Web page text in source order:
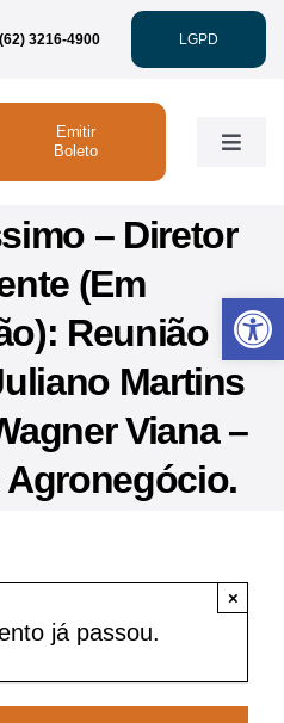
Abrir
3216-4900 LGPD
Toggle
Emitir
Boleto
– Diretor
(Em
Reunião
Martins
Viana –
Agronegócio.
já passou.
×